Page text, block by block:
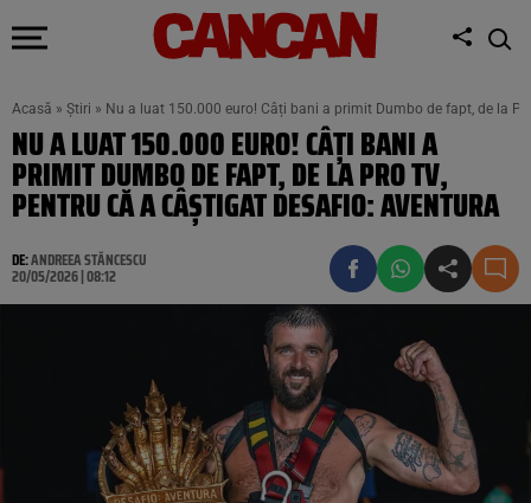
Acasă » Știri » Nu a luat 150.000 euro! Câți bani a primit Dumbo de fapt, de la
NU A LUAT 150.000 EURO! CÂȚI BANI A
PRIMIT DUMBO DE FAPT, DE LA PRO TV,
PENTRU CĂ A CÂȘTIGAT DESAFIO: AVENTURA
DE:ANDREEA STĂNCESCU
20/05/2026 | 08:12